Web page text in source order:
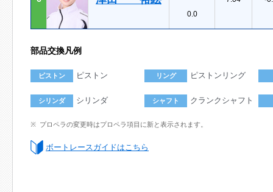
0.0
部品交換凡例
ピストン ピストン リング ピストンリング
シリンダ シリンダ シャフト クランクシャフト
プロペラの変更時はプロペラ項目に新と表示されます。
ボートレースガイドはこちら